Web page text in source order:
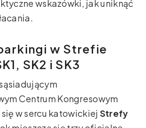
wskazówki, jak uniknąć
w Strefie
SK2 i SK3
Centrum Kongresowym
w sercu katowickiej Strefy